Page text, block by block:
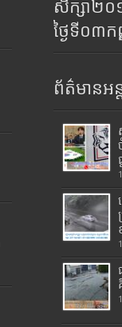
សិក្សា២
ថ្ងៃទី០៣
ព័ត៌មានអន្